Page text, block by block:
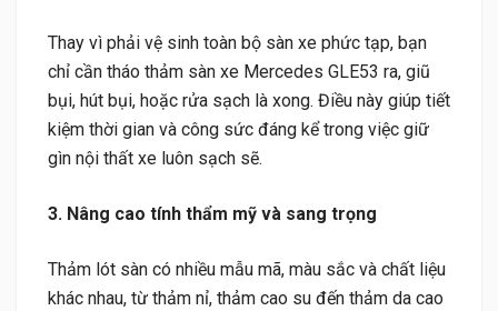
Thay vì phải vệ sinh toàn bộ sàn xe phức tạp, bạn
chỉ cần tháo thảm sàn xe Mercedes GLE53 ra, giũ
bụi, hút bụi, hoặc rửa sạch là xong. Điều này giúp tiết
kiệm thời gian và công sức đáng kể trong việc giữ
gìn nội thất xe luôn sạch sẽ.
3. Nâng cao tính thẩm mỹ và sang trọng
Thảm lót sàn có nhiều mẫu mã, màu sắc và chất liệu
khác nhau, từ thảm nỉ, thảm cao su đến thảm da cao